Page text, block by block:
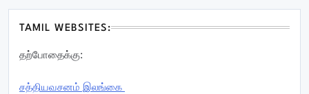
TAMIL WEBSITES:
தற்போதைக்கு:
சத்தியவசனம் இலங்கை